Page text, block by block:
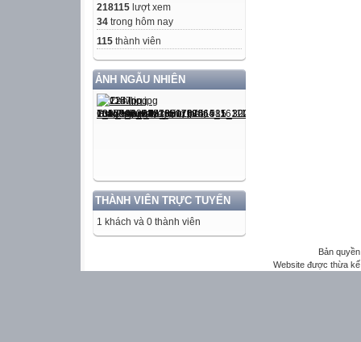
218115 lượt xem
34 trong hôm nay
115 thành viên
ẢNH NGẪU NHIÊN
THÀNH VIÊN TRỰC TUYẾN
1 khách và 0 thành viên
Bản
Website được thừa